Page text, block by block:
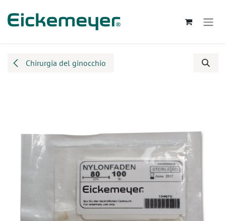
Chirurgia del ginocchio